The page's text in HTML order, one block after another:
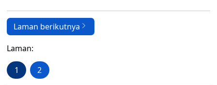
Laman berikutnya
Laman:
1 2